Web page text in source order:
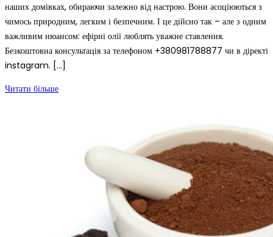
наших домівках, обираючи залежно від настрою. Вони асоціюються з
чимось природним, легким і безпечним. І це дійсно так – але з одним
важливим нюансом: ефірні олії люблять уважне ставлення.
Безкоштовна консультація за телефоном +380981788877 чи в діректі
instagram. […]
Читати більше